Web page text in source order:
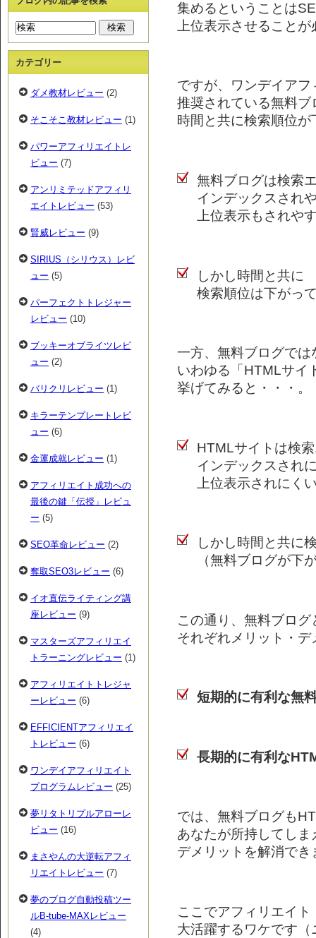
集めるということは
上位表示させること
ですが、ワンデイアフ
推奨されている無料
時間と共に検索順位
無料ブログは検索
インデックスされ
上位表示もされや
しかし時間と共に
検索順位は下がっ
一方、無料ブログでは
いわゆる「HTMLサイ
挙げてみると・・・。
HTMLサイトは検
インデックスされ
上位表示されにく
しかし時間と共に
（無料ブログが下
この通り、無料ブロ
それぞれメリット・
短期的に有利な無
長期的に有利な
では、無料ブログも
あなたが所持してしま
デメリットを解消でき
ここでアフィリエイト
大活躍するワケです（
カテゴリー
ダメ教材レビュー (2)
そこそこ教材レビュー (1)
パワーアフィリエイトレ
ビュー (7)
アンリミテッドアフィリ
エイトレビュー (53)
賢威レビュー (9)
SIRIUS（シリウス）レビ
ュー (5)
パーフェクトトレジャー
レビュー (10)
ブッキーオブライツレビ
ュー (2)
バリクリレビュー (1)
キラーテンプレートレビ
ュー (6)
金運成就レビュー (1)
アフィリエイト成功への
最後の鍵「伝授」レビュ
ー (5)
SEO革命レビュー (2)
奪取SEO3レビュー (6)
イオ直伝ライティング講
座レビュー (9)
マスターズアフィリエイ
トラーニングレビュー (1)
アフィリエイトトレジャ
ーレビュー (6)
EFFICIENTアフィリエイ
トレビュー (6)
ワンデイアフィリエイト
プログラムレビュー (25)
夢リタトリプルアローレ
ビュー (16)
まさやんの大逆転アフィ
リエイトレビュー (7)
夢のブログ自動投稿ツー
ルB-tube-MAXレビュー
(4)